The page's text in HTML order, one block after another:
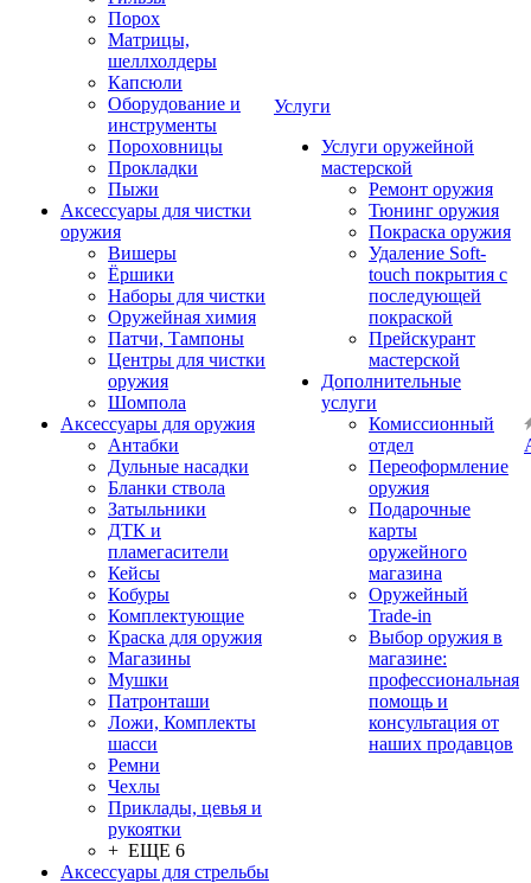
Порох
Матрицы,
шеллхолдеры
Капсюли
Оборудование и
инструменты
Пороховницы
Прокладки
Пыжи
Аксессуары для чистки
оружия
Вишеры
Ёршики
Наборы для чистки
Оружейная химия
Патчи, Тампоны
Центры для чистки
оружия
Шомпола
Аксессуары для оружия
Антабки
Дульные насадки
Бланки ствола
Затыльники
ДТК и
пламегасители
Кейсы
Кобуры
Комплектующие
Краска для оружия
Магазины
Мушки
Патронташи
Ложи, Комплекты
шасси
Ремни
Чехлы
Приклады, цевья и
рукоятки
+ ЕЩЕ 6
Аксессуары для стрельбы
Услуги
Услуги оружейной
мастерской
Ремонт оружия
Тюнинг оружия
Покраска оружия
Удаление Soft-
touch покрытия с
последующей
покраской
Прейскурант
мастерской
Дополнительные
услуги
Комиссионный
отдел
Переоформление
оружия
Подарочные
карты
оружейного
магазина
Оружейный
Trade-in
Выбор оружия в
магазине:
профессиональная
помощь и
консультация от
наших продавцов